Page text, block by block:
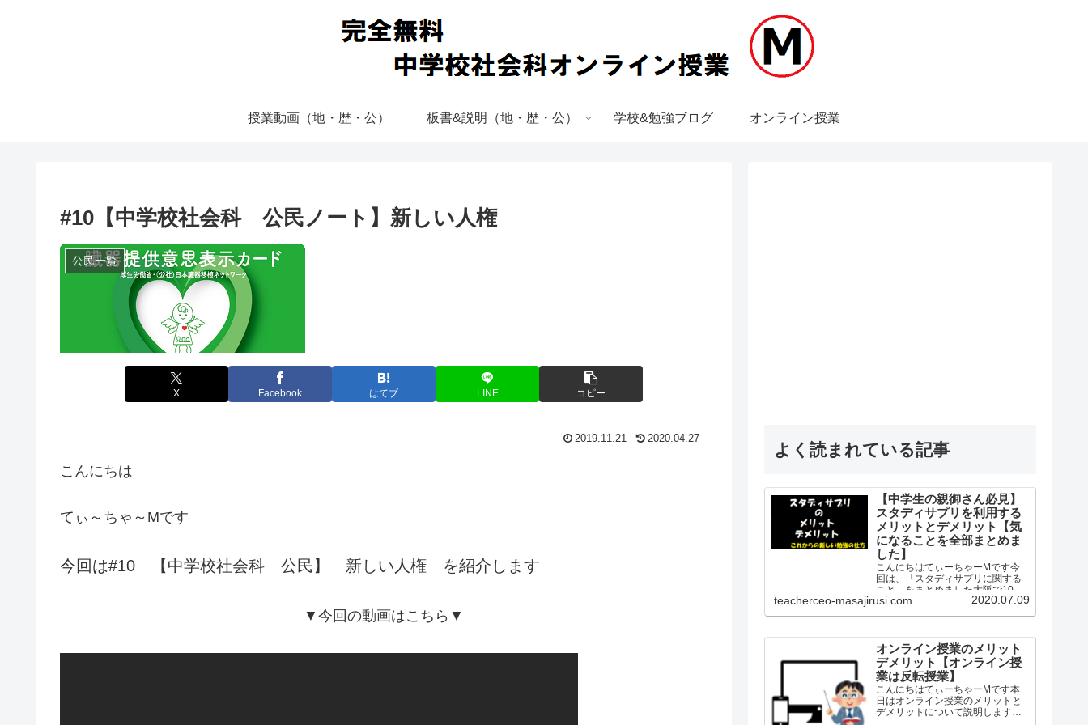
授業動画（地・歴・公） 板書&説明（地・歴・公） 学校&勉強ブログ オンライン授業
#10【中学校社会科 公民ノート】新しい人権
公民一覧
X Facebook はてブ LINE コピー
2019.11.21 2020.04.27
こんにちは
てぃ～ちゃ～Mです
今回は#10 【中学校社会科 公民】 新しい人権 を紹介します
▼今回の動画はこちら▼
よく読まれている記事
【中学生の親御さん必見】
スタディサプリを利用する
メリットとデメリット【気
になることを全部まとめま
した】
こんにちはてぃーちゃーMです今
回は、「スタディサプリに関する
こと」をまとめました大阪で10年
間公立学校の社会科の教師として
経験したというプロの観点から
「スタディサプリ」を紹介します
「…
teacherceo-masajirusi.com 2020.07.09
オンライン授業のメリット
デメリット【オンライン授
業は反転授業】
こんにちはてぃーちゃーMです本
日はオンライン授業のメリットと
デメリットについて説明します私